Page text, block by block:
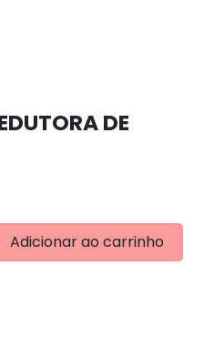
DE
Adicionar ao carrinho